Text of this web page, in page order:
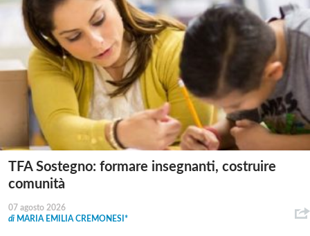
TFA Sostegno: formare insegnanti, costruire
comunità
07 agosto 2026
di MARIA EMILIA CREMONESI*